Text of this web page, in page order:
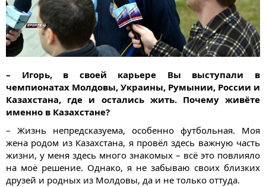
– Игорь, в своей карьере Вы выступали в
чемпионатах Молдовы, Украины, Румынии, России и
Казахстана, где и остались жить. Почему живёте
именно в Казахстане?
– Жизнь непредсказуема, особенно футбольная. Моя
жена родом из Казахстана, я провёл здесь важную часть
жизни, у меня здесь много знакомых – всё это повлияло
на моё решение. Однако, я не забываю своих близких
друзей и родных из Молдовы, да и не только оттуда.